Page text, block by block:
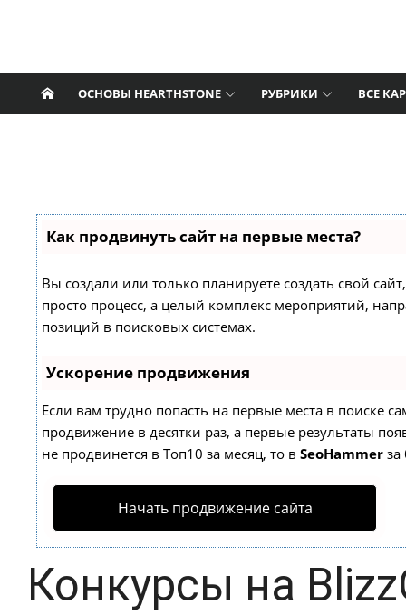
Hearthstone
Hearthstone найти лучшие колоды, свежие
новости, статьи, интервью, гайды по игре,
ОСНОВЫ HEARTHSTONE РУБРИКИ ВСЕ
Как продвинуть сайт на первые места?
Вы создали или только планируете создать свой
просто процесс, а целый комплекс мероприятий,
позиций в поисковых системах.
Ускорение продвижения
Если вам трудно попасть на первые места в поиске
продвижение в десятки раз, а первые результаты
не продвинется в Топ10 за месяц, то в SeoHammer за
Начать продвижение сайта
Конкурсы на